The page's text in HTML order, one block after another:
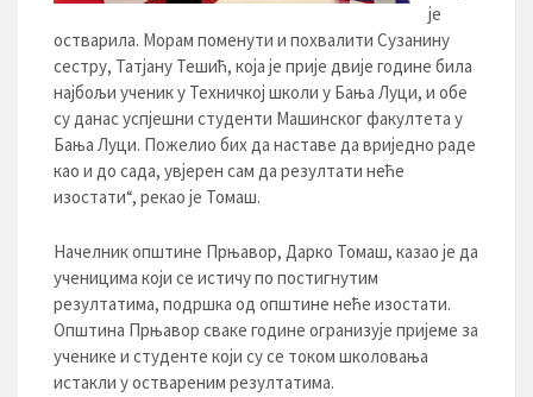
је
остварила. Морам поменути и похвалити Сузанину
сестру, Татјану Тешић, која је прије двије године била
најбољи ученик у Техничкој школи у Бања Луци, и обе
су данас успјешни студенти Машинског факултета у
Бања Луци. Пожелио бих да наставе да вриједно раде
као и до сада, увјерен сам да резултати неће
изостати“, рекао је Томаш.
Начелник општине Прњавор, Дарко Томаш, казао је да
ученицима који се истичу по постигнутим
резултатима, подршка од општине неће изостати.
Општина Прњавор сваке године огранизује пријеме за
ученике и студенте који су се током школовања
истакли у оствареним резултатима.